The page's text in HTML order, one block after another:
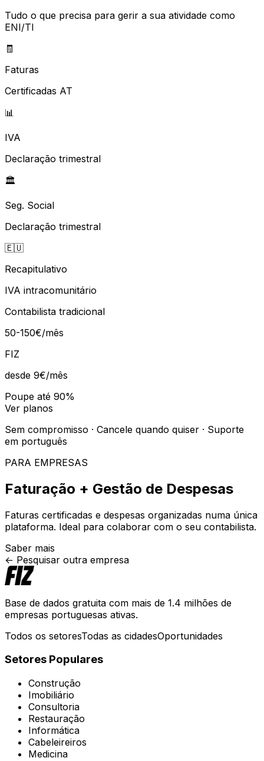
Tudo o que precisa para gerir a sua atividade como
ENI/TI
🧾
Faturas
Certificadas AT
📊
IVA
Declaração trimestral
🏛️
Seg. Social
Declaração trimestral
🇪🇺
Recapitulativo
IVA intracomunitário
Contabilista tradicional
50-150€/mês
FIZ
desde 9€/mês
Poupe até 90%
Ver planos
Sem compromisso · Cancele quando quiser · Suporte
em português
PARA EMPRESAS
Faturação + Gestão de Despesas
Faturas certificadas e despesas organizadas numa única
plataforma. Ideal para colaborar com o seu contabilista.
Saber mais
← Pesquisar outra empresa
Base de dados gratuita com mais de 1.4 milhões de
empresas portuguesas ativas.
Todos os setoresTodas as cidadesOportunidades
Setores Populares
Construção
Imobiliário
Consultoria
Restauração
Informática
Cabeleireiros
Medicina